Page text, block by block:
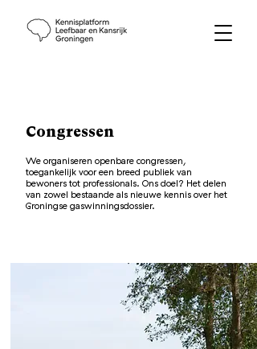
Congressen
We organiseren openbare congressen,
toegankelijk voor een breed publiek van
bewoners tot professionals. Ons doel? Het delen
van zowel bestaande als nieuwe kennis over het
Groningse gaswinningsdossier.